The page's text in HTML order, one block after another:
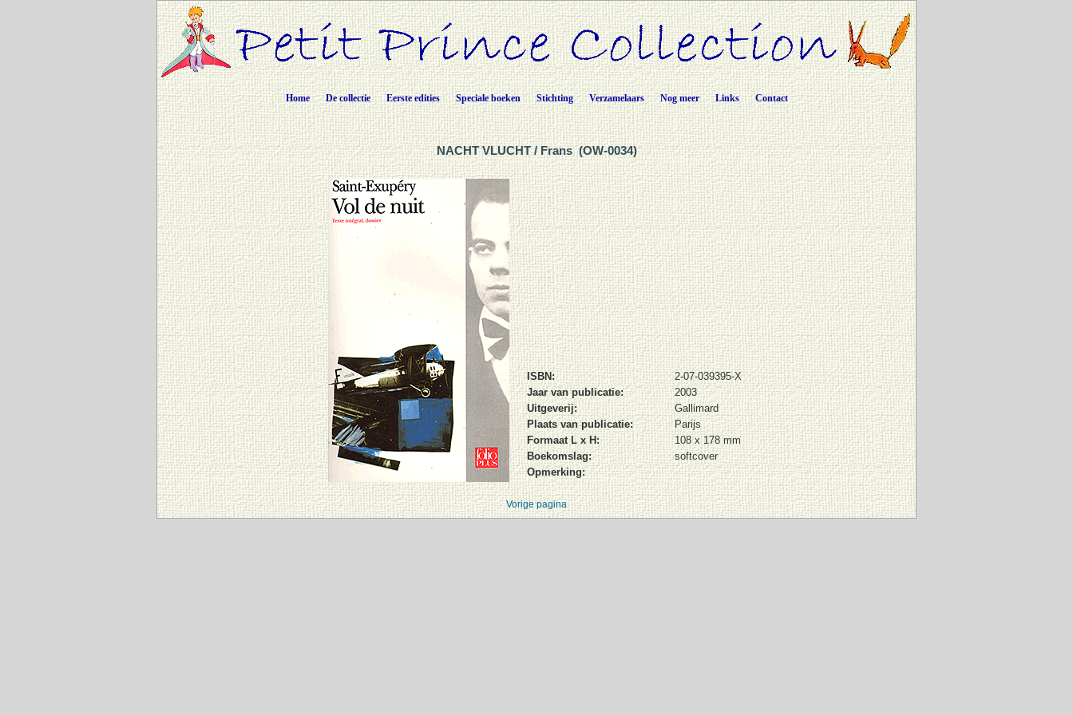
Home De collectie Eerste edities Speciale boeken Stichting Verzamelaars Nog meer Links Contact
NACHT VLUCHT / Frans (OW-0034)
ISBN:
2-07-039395-X
Jaar van publicatie:
2003
Uitgeverij:
Gallimard
Plaats van publicatie:
Parijs
Formaat L x H:
108 x 178 mm
Boekomslag:
softcover
Opmerking:
Vorige pagina